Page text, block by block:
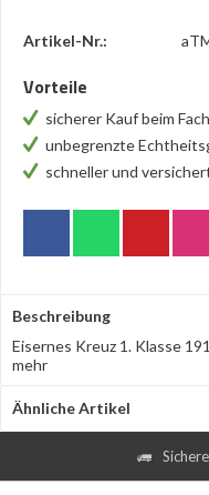
Artikel-Nr.:
Vorteile
sicherer Kauf beim
unbegrenzte
schneller und
Beschreibung
Eisernes Kreuz 1. Klasse
mehr
Ähnliche Artikel